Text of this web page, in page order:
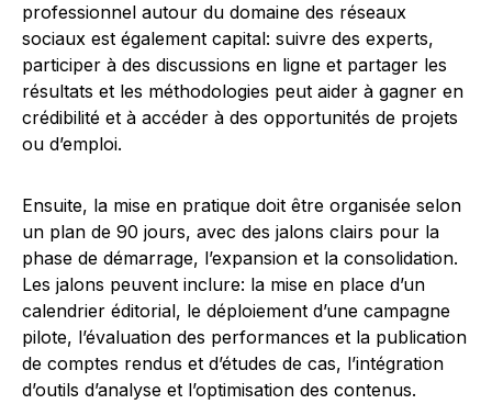
professionnel autour du domaine des réseaux
sociaux est également capital: suivre des experts,
participer à des discussions en ligne et partager les
résultats et les méthodologies peut aider à gagner en
crédibilité et à accéder à des opportunités de projets
ou d’emploi.
Ensuite, la mise en pratique doit être organisée selon
un plan de 90 jours, avec des jalons clairs pour la
phase de démarrage, l’expansion et la consolidation.
Les jalons peuvent inclure: la mise en place d’un
calendrier éditorial, le déploiement d’une campagne
pilote, l’évaluation des performances et la publication
de comptes rendus et d’études de cas, l’intégration
d’outils d’analyse et l’optimisation des contenus.